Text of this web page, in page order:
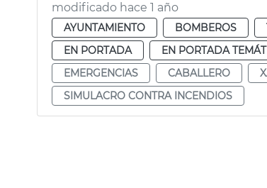
modificado hace 1 año
AYUNTAMIENTO BOMBEROS
EN PORTADA
EN PORTADA
EMERGENCIAS
CABALLERO
SIMULACRO CONTRA INCENDIOS